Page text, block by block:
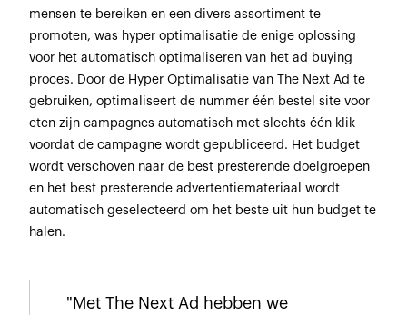
mensen te bereiken en een divers assortiment te
promoten, was hyper optimalisatie de enige oplossing
voor het automatisch optimaliseren van het ad buying
proces. Door de Hyper Optimalisatie van The Next Ad te
gebruiken, optimaliseert de nummer één bestel site voor
eten zijn campagnes automatisch met slechts één klik
voordat de campagne wordt gepubliceerd. Het budget
wordt verschoven naar de best presterende doelgroepen
en het best presterende advertentiemateriaal wordt
automatisch geselecteerd om het beste uit hun budget te
halen.
"Met The Next Ad hebben we